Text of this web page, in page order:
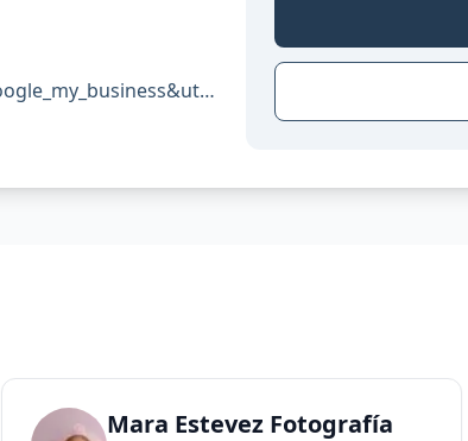
nuriatanesfotografia.com/?utm_source=google_my_business&utm_medium=perfil_enlace&utm_campaign=seo_local_perfil&utm_content=ficha_local
Mara Estevez Fotografía